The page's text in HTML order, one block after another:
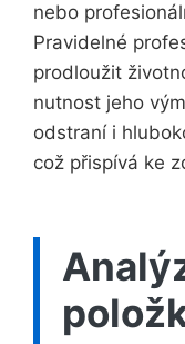
nebo
Pravidelné
prodloužit
nutnost jeho
odstraní i
což přispívá ke